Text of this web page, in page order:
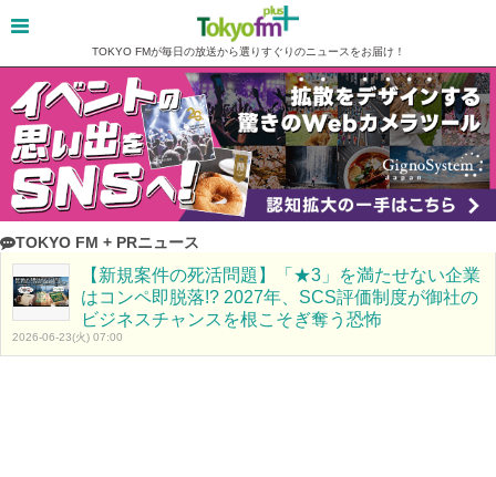
TOKYO FMが毎日の放送から選りすぐりのニュースをお届け！
TOKYO FM + PRニュース
【新規案件の死活問題】「★3」を満たせない企業
はコンペ即脱落!? 2027年、SCS評価制度が御社の
ビジネスチャンスを根こそぎ奪う恐怖
2026-06-23(火) 07:00